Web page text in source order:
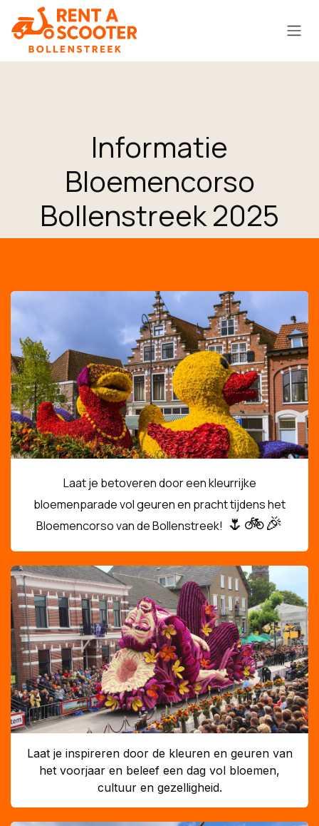
Zum Inhalt springen
Informatie
Bloemencorso
Bollenstreek 2025
Laat je betoveren door een kleurrijke
bloemenparade vol geuren en pracht tijdens het
Bloemencorso van de Bollenstreek! 🌷🚲🎉
Laat je inspireren door de kleuren en geuren van
het voorjaar en beleef een dag vol bloemen,
cultuur en gezelligheid.